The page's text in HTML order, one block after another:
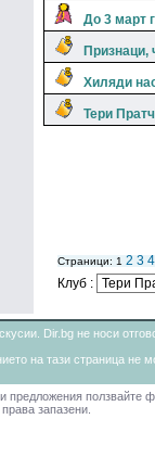
До 3 март
Признаци,
Хиляди
Тери
Страници: 1 2 3 4
Клуб :
Dir.bg не носи
на тази страница не
предложения ползвайте
запазени.